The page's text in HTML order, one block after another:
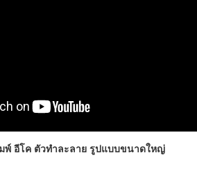
มพ์ อีโค ตัวทำละลาย รูปแบบขนาดใหญ่